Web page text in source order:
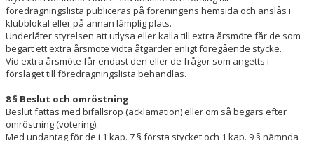
föredragningslista publiceras på föreningens hemsida och anslås i
klubblokal eller på annan lämplig plats.
Underlåter styrelsen att utlysa eller kalla till extra årsmöte får de som
begärt ett extra årsmöte vidta åtgärder enligt föregående stycke.
Vid extra årsmöte får endast den eller de frågor som angetts i
förslaget till föredragningslista behandlas.
8 § Beslut och omröstning
Beslut fattas med bifallsrop (acklamation) eller om så begärs efter
omröstning (votering).
Med undantag för de i 1 kap. 7 § första stycket och 1 kap. 9 § nämnda